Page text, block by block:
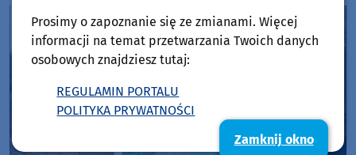
Prosimy o zapoznanie się ze zmianami. Więcej
informacji na temat przetwarzania Twoich danych
osobowych znajdziesz tutaj:
REGULAMIN PORTALU
POLITYKA PRYWATNOŚCI
Zamknij okno